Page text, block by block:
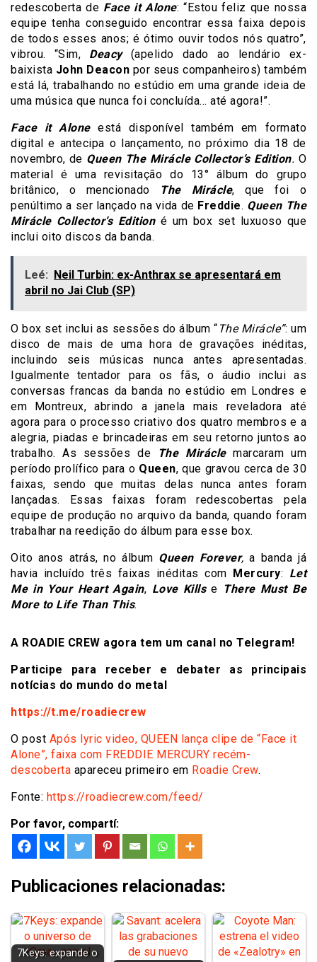
redescoberta de Face it Alone: “Estou feliz que nossa
equipe tenha conseguido encontrar essa faixa depois
de todos esses anos; é ótimo ouvir todos nós quatro”,
vibrou. “Sim, Deacy (apelido dado ao lendário ex-
baixista John Deacon por seus companheiros) também
está lá, trabalhando no estúdio em uma grande ideia de
uma música que nunca foi concluída… até agora!”.
Face it Aloneestá disponível também em formato
digital e antecipa o lançamento, no próximo dia 18 de
novembro, de Queen The Mirácle Collector’s Edition. O
material é uma revisitação do 13° álbum do grupo
britânico, o mencionado The Mirácle, que foi o
penúltimo a ser lançado na vida de Freddie. Queen The
Mirácle Collector’s Edition é um box set luxuoso que
inclui oito discos da banda.
Leé: Neil Turbin: ex-Anthrax se apresentará em
abril no Jai Club (SP)
O box set inclui as sessões do álbum “ The Mirácle”: um
disco de mais de uma hora de gravações inéditas,
incluindo seis músicas nunca antes apresentadas.
Igualmente tentador para os fãs, o áudio inclui as
conversas francas da banda no estúdio em Londres e
em Montreux, abrindo a janela mais reveladora até
agora para o processo criativo dos quatro membros e a
alegria, piadas e brincadeiras em seu retorno juntos ao
trabalho. As sessões de
The Miráclemarcaram um
período prolífico para o Queen, que gravou cerca de 30
faixas, sendo que muitas delas nunca antes foram
lançadas. Essas faixas foram redescobertas pela
equipe de produção no arquivo da banda, quando foram
trabalhar na reedição do álbum para esse box.
Oito anos atrás, no álbum Queen Forever,a banda já
havia incluído três faixas inéditas com Mercury: Let
Me in Your Heart Again, Love Killse There Must Be
More to Life Than This.
A ROADIE CREW agora tem um canal no Telegram!
Participe para receber e debater as principais
notícias do mundo do metal
https://t.me/roadiecrew
O post Após lyric video, QUEEN lança clipe de “Face it
Alone”, faixa com FREDDIE MERCURY recém-
descoberta apareceu primeiro em Roadie Crew.
Fonte: https://roadiecrew.com/feed/
Por favor, compartí:
Publicaciones relacionadas:
7Keys: expande o